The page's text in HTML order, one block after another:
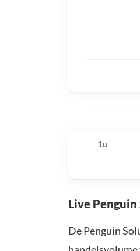
1u
Live
De Penguin